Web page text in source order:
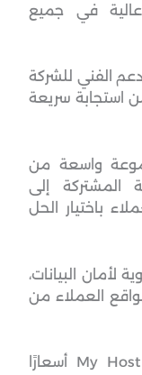
عالية في جميع
الفني للشركة
استجابة سريعة
واسعة من
المشتركة إلى
باختيار الحل
لأمان البيانات،
العملاء من
✔ الأسعار التنافسية: تقدم My Host Zone أسعارًا